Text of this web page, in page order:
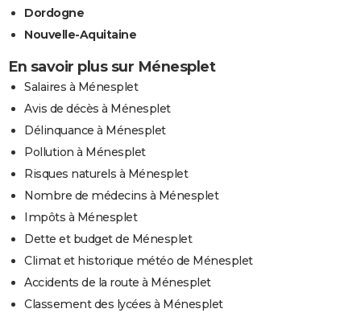
Dordogne
Nouvelle-Aquitaine
En savoir plus sur Ménesplet
Salaires à Ménesplet
Avis de décès à Ménesplet
Délinquance à Ménesplet
Pollution à Ménesplet
Risques naturels à Ménesplet
Nombre de médecins à Ménesplet
Impôts à Ménesplet
Dette et budget de Ménesplet
Climat et historique météo de Ménesplet
Accidents de la route à Ménesplet
Classement des lycées à Ménesplet